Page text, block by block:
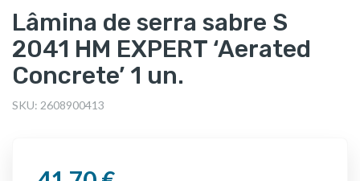
Lâmina de serra sabre S
2041 HM EXPERT ‘Aerated
Concrete’ 1 un.
SKU: 2608900413